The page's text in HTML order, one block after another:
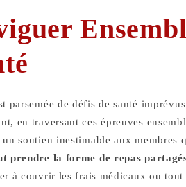
parsemée de défis de santé
en traversant ces épreuves
un soutien inestimable aux membres
prendre la forme de repas
à couvrir les frais médicaux ou tout